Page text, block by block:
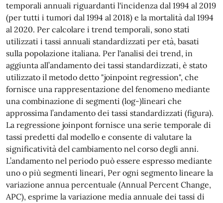
temporali annuali riguardanti l'incidenza dal 1994 al 2019
(per tutti i tumori dal 1994 al 2018) e la mortalità dal 1994
al 2020. Per calcolare i trend temporali, sono stati
utilizzati i tassi annuali standardizzati per età, basati
sulla popolazione italiana. Per l'analisi dei trend, in
aggiunta all’andamento dei tassi standardizzati, è stato
utilizzato il metodo detto "joinpoint regression", che
fornisce una rappresentazione del fenomeno mediante
una combinazione di segmenti (log-)lineari che
approssima l’andamento dei tassi standardizzati (figura).
La regressione joinpont fornisce una serie temporale di
tassi predetti dal modello e consente di valutare la
significatività del cambiamento nel corso degli anni.
L’andamento nel periodo può essere espresso mediante
uno o più segmenti lineari, Per ogni segmento lineare la
variazione annua percentuale (Annual Percent Change,
APC), esprime la variazione media annuale dei tassi di